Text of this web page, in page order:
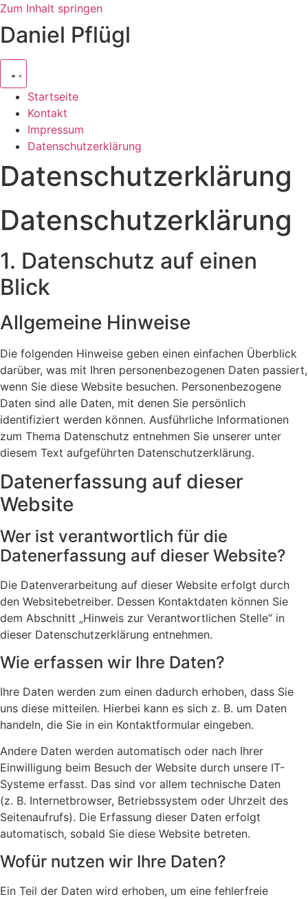
Zum Inhalt springen
Daniel Pflügl
Startseite
Kontakt
Impressum
Datenschutzerklärung
Datenschutzerklärung
Datenschutzerklärung
1. Datenschutz auf einen
Blick
Allgemeine Hinweise
Die folgenden Hinweise geben einen einfachen Überblick
darüber, was mit Ihren personenbezogenen Daten passiert,
wenn Sie diese Website besuchen. Personenbezogene
Daten sind alle Daten, mit denen Sie persönlich
identifiziert werden können. Ausführliche Informationen
zum Thema Datenschutz entnehmen Sie unserer unter
diesem Text aufgeführten Datenschutzerklärung.
Datenerfassung auf dieser
Website
Wer ist verantwortlich für die
Datenerfassung auf dieser Website?
Die Datenverarbeitung auf dieser Website erfolgt durch
den Websitebetreiber. Dessen Kontaktdaten können Sie
dem Abschnitt „Hinweis zur Verantwortlichen Stelle“ in
dieser Datenschutzerklärung entnehmen.
Wie erfassen wir Ihre Daten?
Ihre Daten werden zum einen dadurch erhoben, dass Sie
uns diese mitteilen. Hierbei kann es sich z. B. um Daten
handeln, die Sie in ein Kontaktformular eingeben.
Andere Daten werden automatisch oder nach Ihrer
Einwilligung beim Besuch der Website durch unsere IT-
Systeme erfasst. Das sind vor allem technische Daten
(z. B. Internetbrowser, Betriebssystem oder Uhrzeit des
Seitenaufrufs). Die Erfassung dieser Daten erfolgt
automatisch, sobald Sie diese Website betreten.
Wofür nutzen wir Ihre Daten?
Ein Teil der Daten wird erhoben, um eine fehlerfreie